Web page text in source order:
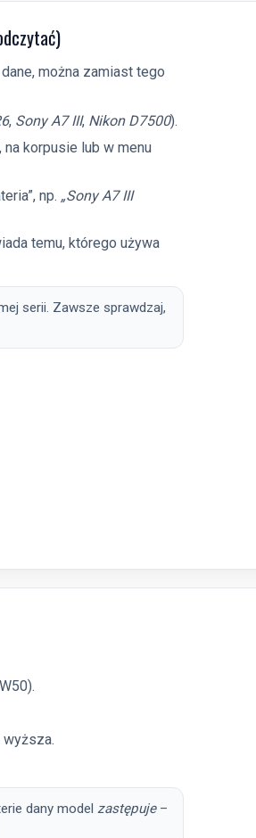
można zamiast tego
, Sony A7 III, Nikon D7500).
korpusie lub w menu
np. „Sony A7 III
temu, którego używa
serii. Zawsze sprawdzaj,
wyższa.
dany model zastępuje–